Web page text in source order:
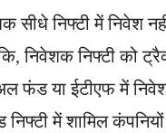
सीधे निफ्टी में निवेश
निवेशक निफ्टी को
फंड या ईटीएफ में
में शामिल